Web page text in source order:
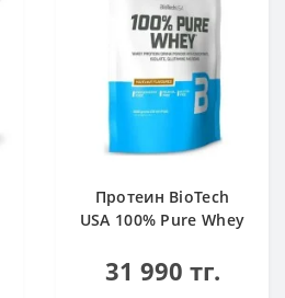
Протеин BioTech
USA 100% Pure Whey
31 990 тг.